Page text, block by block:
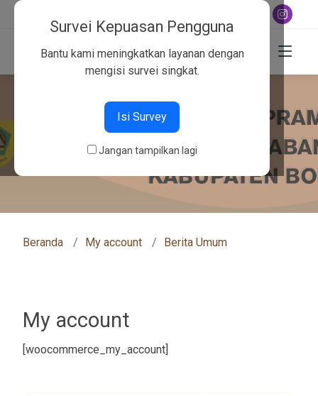
Beranda My account Berita Umum
My account
[woocommerce_my_account]
Survei Kepuasan Pengguna
Bantu kami meningkatkan layanan dengan
mengisi survei singkat.
Isi Survey
Jangan tampilkan lagi